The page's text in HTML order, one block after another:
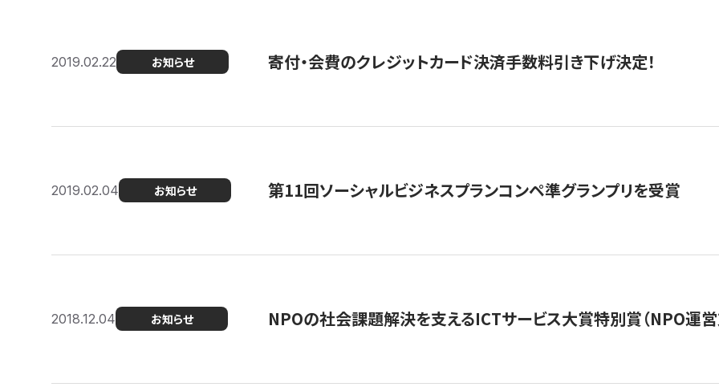
2019.02.22 お知らせ 寄付・会費のクレジットカード決済手数料引き下げ決定！
2019.02.04 お知らせ 第11回ソーシャルビジネスプランコンペ準グランプリを受賞
2018.12.04 お知らせ NPOの社会課題解決を支えるICTサービス大賞特別賞（NPO運